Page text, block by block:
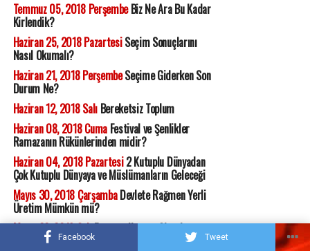
Facebook Tweet
Temmuz 05, 2018 PerşembeBiz Ne Ara Bu Kadar
Kirlendik?
Haziran 25, 2018 PazartesiSeçim Sonuçlarını
Nasıl Okumalı?
Haziran 21, 2018 PerşembeSeçime Giderken Son
Durum Ne?
Haziran 12, 2018 SalıBereketsiz Toplum
Haziran 08, 2018 CumaFestival ve Şenlikler
Ramazanın Rükünlerinden midir?
Haziran 04, 2018 Pazartesi2 Kutuplu Dünyadan
Çok Kutuplu Dünyaya ve Müslümanların Geleceği
Mayıs 30, 2018 ÇarşambaDevlete Rağmen Yerli
Üretim Mümkün mü?
Mayıs 22, 2018 SalıEmperyalizm ve Siyonizm
Çatışması